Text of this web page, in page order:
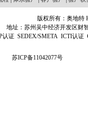
版权所有：奥地特
地址：苏州吴中经济开发区财
认证 SEDEX/SMETA ICTI认证
苏ICP备11042077号